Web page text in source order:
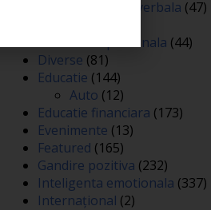
Comunicare nonverbala (47)
Dezvoltare personala (44)
Diverse (81)
Educatie (144)
Auto (12)
Educatie financiara (173)
Evenimente (13)
Featured (165)
Gandire pozitiva (232)
Inteligenta emotionala (337)
Internațional (2)